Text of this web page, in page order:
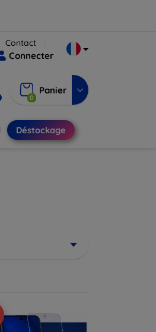
Contact
Connecter
0
Panier
Déstockage